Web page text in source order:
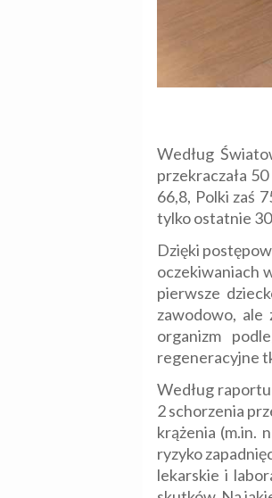
Według
przekraczała
66,8, Polki zaś
tylko ostatnie
Dzięki
oczekiwaniach
pierwsze
zawodowo, ale
organizm
regeneracyjne
Według
2 schorzenia
krążenia (m.in.
ryzyko
lekarskie i